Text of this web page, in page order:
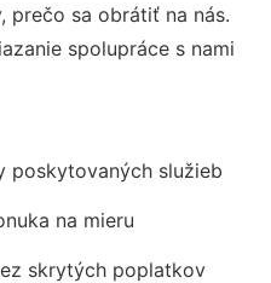
prečo sa obrátiť na nás.
spolupráce s nami
poskytovaných služieb
na mieru
skrytých poplatkov